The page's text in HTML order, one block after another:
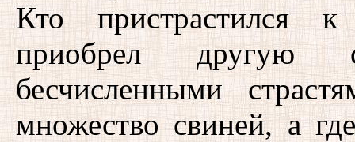
Кто пристрастился
приобрел другую
бесчисленными
множество свиней, а